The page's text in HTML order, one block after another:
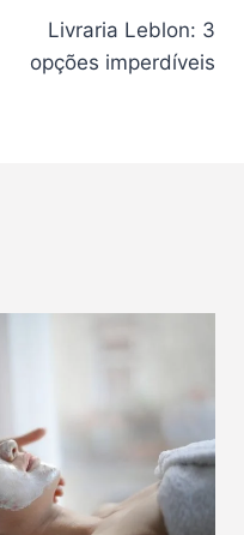
Livraria Leblon: 3
opções imperdíveis